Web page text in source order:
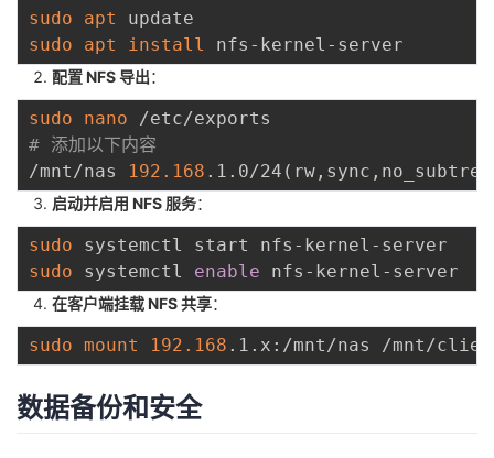
sudo apt
sudo
apt install
配置 NFS 导出：
sudo nano
# 添加以下内容
/mnt/nas
192.168 .1.0/24 (
启动并启用 NFS 服务：
sudo
sudo systemctl enable
在客户端挂载 NFS 共享：
sudo mount 192.168
数据备份和安全